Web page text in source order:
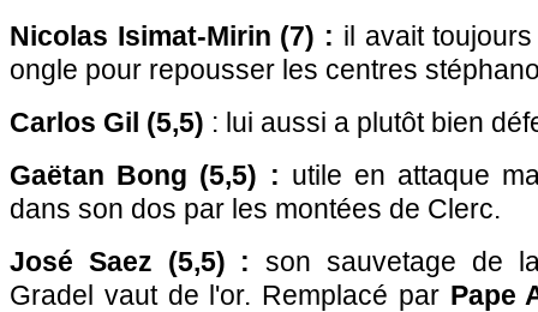
Nicolas Isimat-Mirin (7) : il avait
ongle pour repousser les centres
Carlos Gil (5,5) : lui aussi a plutôt bien
Gaëtan Bong (5,5) : utile en attaque
dans son dos par les montées de Clerc.
José Saez (5,5) : son sauvetage de
Gradel vaut de l'or. Remplacé par Pape